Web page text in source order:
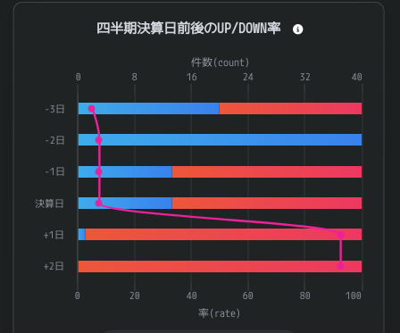
四半期決算日前後のUP/DOWN率
Combination chart with 3 data series.
The chart has 1 X axis displaying categories.
The chart has 2 Y axes displaying 率(rate) and 件数(count).
率(rate)
件数(count)
-3日
-2日
-1日
決算日
+1日
+2日
0 20 40 60 80 100
0 8 16 24 32 40
四半期決算日前後のUP/DOWN率